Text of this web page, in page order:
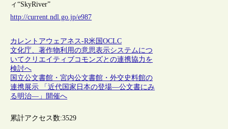
ィ“SkyRiver”
http://current.ndl.go.jp/e987
カレントアウェアネス-R米国OCLC
文化庁、著作物利用の意思表示システムにつ
いてクリエイティブコモンズとの連携協力を
検討へ
国立公文書館・宮内公文書館・外交史料館の
連携展示 「近代国家日本の登場―公文書にみ
る明治―」開催へ
累計アクセス数:3529